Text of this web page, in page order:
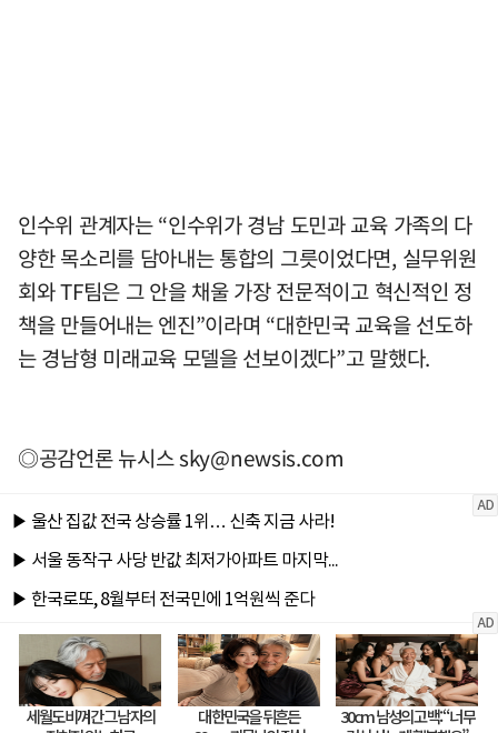
인수위 관계자는 “인수위가 경남 도민과 교육 가족의 다
양한 목소리를 담아내는 통합의 그릇이었다면, 실무위원
회와 TF팀은 그 안을 채울 가장 전문적이고 혁신적인 정
책을 만들어내는 엔진”이라며 “대한민국 교육을 선도하
는 경남형 미래교육 모델을 선보이겠다”고 말했다.
◎공감언론 뉴시스sky@newsis.com